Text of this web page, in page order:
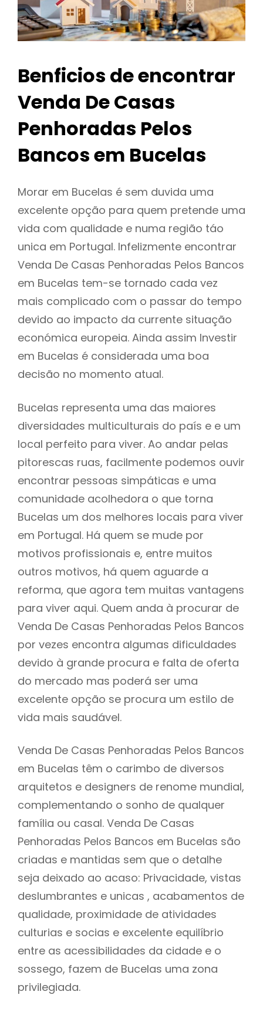
Benficios de encontrar
Venda De Casas
Penhoradas Pelos
Bancos em Bucelas
Morar em Bucelas é sem duvida uma
excelente opção para quem pretende uma
vida com qualidade e numa região táo
unica em Portugal. Infelizmente encontrar
Venda De Casas Penhoradas Pelos Bancos
em Bucelas tem-se tornado cada vez
mais complicado com o passar do tempo
devido ao impacto da currente situação
económica europeia. Ainda assim Investir
em Bucelas é considerada uma boa
decisão no momento atual.
Bucelas representa uma das maiores
diversidades multiculturais do país e e um
local perfeito para viver. Ao andar pelas
pitorescas ruas, facilmente podemos ouvir
encontrar pessoas simpáticas e uma
comunidade acolhedora o que torna
Bucelas um dos melhores locais para viver
em Portugal. Há quem se mude por
motivos profissionais e, entre muitos
outros motivos, há quem aguarde a
reforma, que agora tem muitas vantagens
para viver aqui. Quem anda à procurar de
Venda De Casas Penhoradas Pelos Bancos
por vezes encontra algumas dificuldades
devido à grande procura e falta de oferta
do mercado mas poderá ser uma
excelente opção se procura um estilo de
vida mais saudável.
Venda De Casas Penhoradas Pelos Bancos
em Bucelas têm o carimbo de diversos
arquitetos e designers de renome mundial,
complementando o sonho de qualquer
família ou casal. Venda De Casas
Penhoradas Pelos Bancos em Bucelas são
criadas e mantidas sem que o detalhe
seja deixado ao acaso: Privacidade, vistas
deslumbrantes e unicas , acabamentos de
qualidade, proximidade de atividades
culturias e socias e excelente equilíbrio
entre as acessibilidades da cidade e o
sossego, fazem de Bucelas uma zona
privilegiada.